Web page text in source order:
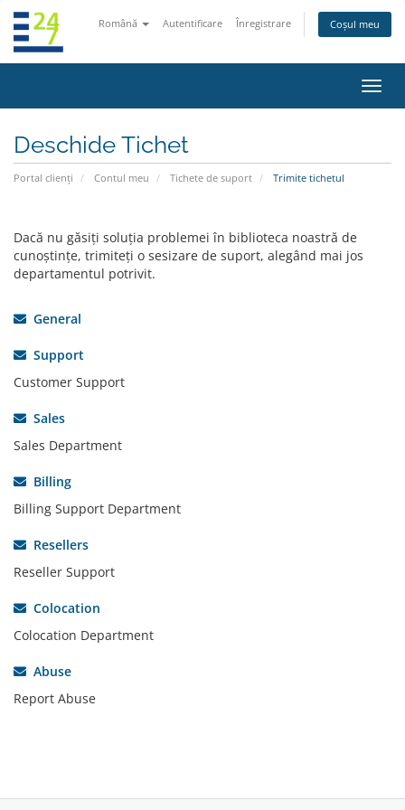
Română Autentificare Înregistrare Coșul meu
Deschide Tichet
Portal clienți Contul meu Tichete de suport Trimite tichetul
Dacă nu găsiți soluția problemei în biblioteca noastră de
cunoștințe, trimiteți o sesizare de suport, alegând mai jos
departamentul potrivit.
General
Support
Customer Support
Sales
Sales Department
Billing
Billing Support Department
Resellers
Reseller Support
Colocation
Colocation Department
Abuse
Report Abuse